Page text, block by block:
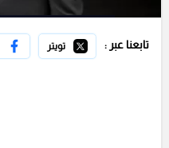
تابعنا عبر : تويتر